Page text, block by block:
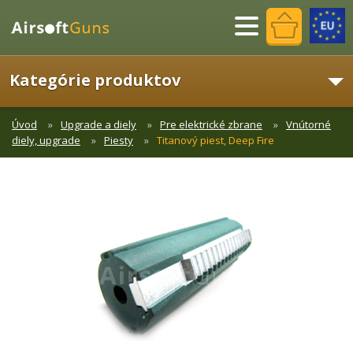
Menu
Kategórie produktov
Úvod Upgrade a diely Pre elektrické zbrane
Vnútorné
diely, upgrade
Piesty Titanový piest, Deep Fire